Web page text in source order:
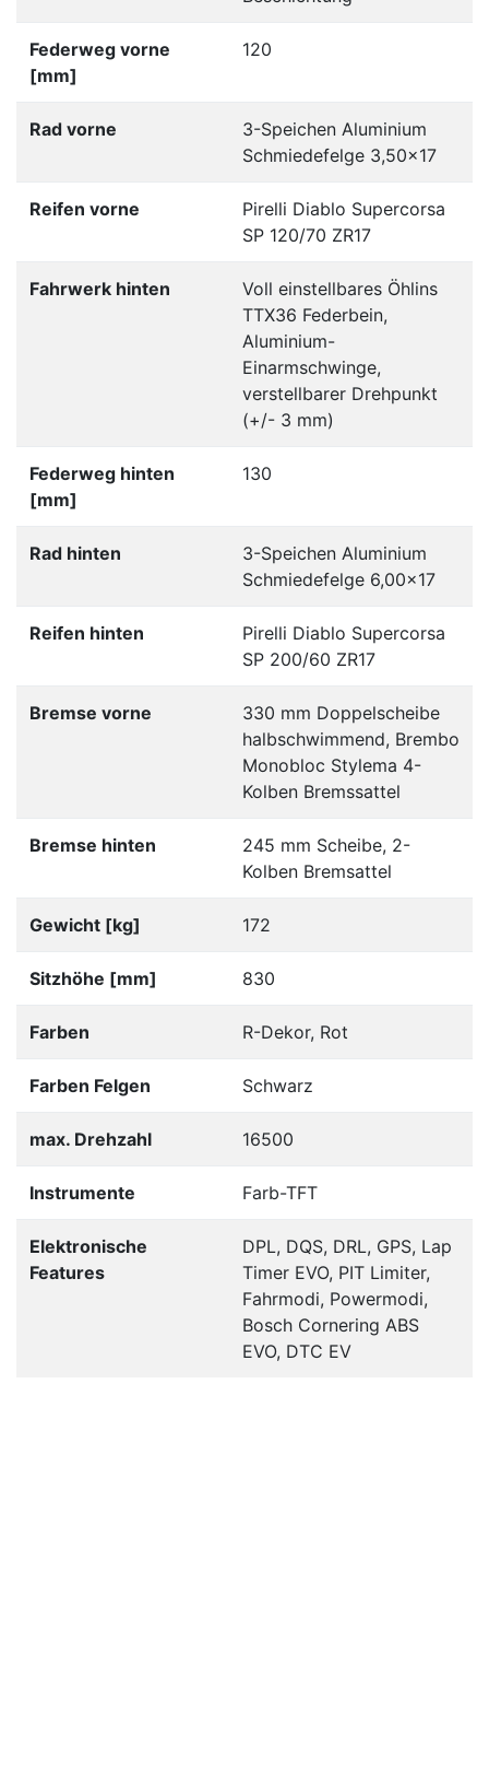
Federweg vorne
[mm]
120
Rad vorne
3-Speichen Aluminium
Schmiedefelge 3,50x17
Reifen vorne
Pirelli Diablo Supercorsa
SP 120/70 ZR17
Fahrwerk hinten
Voll einstellbares Öhlins
TTX36 Federbein,
Aluminium-
Einarmschwinge,
verstellbarer Drehpunkt
(+/- 3 mm)
Federweg hinten
[mm]
130
Rad hinten
3-Speichen Aluminium
Schmiedefelge 6,00x17
Reifen hinten
Pirelli Diablo Supercorsa
SP 200/60 ZR17
Bremse vorne
330 mm Doppelscheibe
halbschwimmend, Brembo
Monobloc Stylema 4-
Kolben Bremssattel
Bremse hinten
245 mm Scheibe, 2-
Kolben Bremsattel
Gewicht [kg] 172
Sitzhöhe [mm] 830
Farben R-Dekor, Rot
Farben Felgen Schwarz
max. Drehzahl 16500
Instrumente Farb-TFT
Elektronische
Features
DPL, DQS, DRL, GPS, Lap
Timer EVO, PIT Limiter,
Fahrmodi, Powermodi,
Bosch Cornering ABS
EVO, DTC EV